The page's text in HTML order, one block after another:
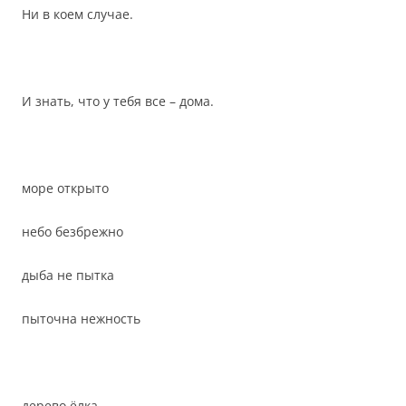
Ни в коем случае.
И знать, что у тебя все – дома.
море открыто
небо безбрежно
дыба не пытка
пыточна нежность